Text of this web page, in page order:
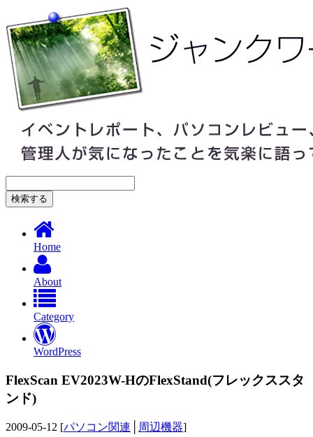
Home
About
Category
WordPress
FlexScan EV2023W-HのFlexStand(フレックススタ
ンド)
2009-05-12 [パソコン関連 周辺機器]